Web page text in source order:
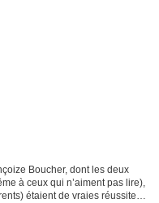
Boucher, dont les deux
à ceux qui n’aiment pas lire),
étaient de vraies réussites,